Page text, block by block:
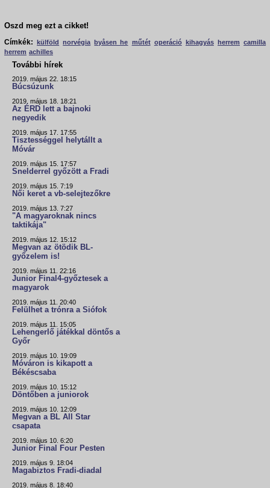
Oszd meg ezt a cikket!
Címkék:
külföld norvégia byåsen he műtét operáció kihagyás herrem camilla
herrem achilles
További hírek
2019. május 22. 18:15
Búcsúzunk
2019. május 18. 18:21
Az ÉRD lett a bajnoki
negyedik
2019. május 17. 17:55
Tisztességgel helytállt a
Móvár
2019. május 15. 17:57
Snelderrel győzött a Fradi
2019. május 15. 7:19
Női keret a vb-selejtezőkre
2019. május 13. 7:27
"A magyaroknak nincs
taktikája"
2019. május 12. 15:12
Megvan az ötödik BL-
győzelem is!
2019. május 11. 22:16
Junior Final4-győztesek a
magyarok
2019. május 11. 20:40
Felülhet a trónra a Siófok
2019. május 11. 15:05
Lehengerlő játékkal döntős a
Győr
2019. május 10. 19:09
Móváron is kikapott a
Békéscsaba
2019. május 10. 15:12
Döntőben a juniorok
2019. május 10. 12:09
Megvan a BL All Star
csapata
2019. május 10. 6:20
Junior Final Four Pesten
2019. május 9. 18:04
Magabiztos Fradi-diadal
2019. május 8. 18:40